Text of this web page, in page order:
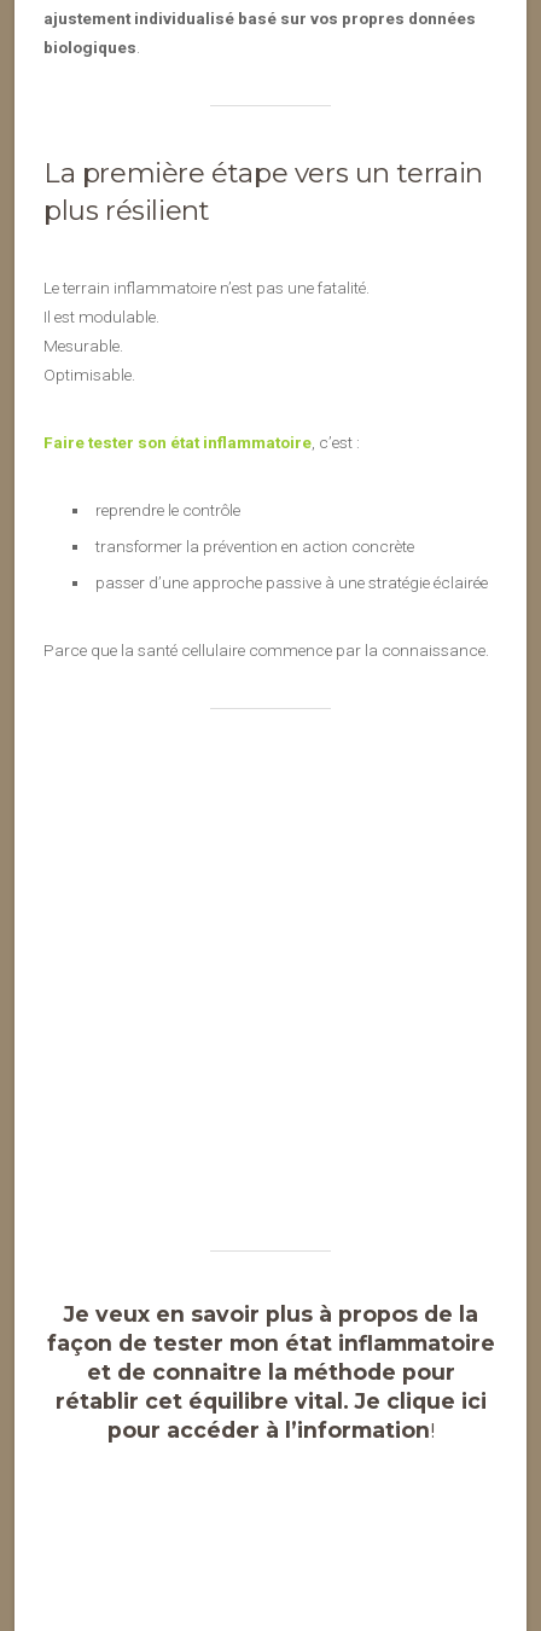
ajustement individualisé basé sur vos propres données
biologiques
La première étape vers un terrain
plus résilient
Le terrain inflammatoire n’est pas une fatalité.
Il est modulable.
Mesurable.
Optimisable.
Faire tester son état inflammatoire , c’est :
reprendre le contrôle
transformer la prévention en action concrète
passer d’une approche passive à une stratégie éclairée
Parce que la santé cellulaire commence par la connaissance.
Je veux en savoir plus à propos de la
façon de tester mon état inflammatoire
et de connaitre la méthode pour
rétablir cet équilibre vital. Je clique ici
pour accéder à l’information!